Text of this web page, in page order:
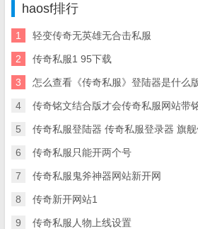
haosf排行
1 轻变传奇无英雄无合击私服
2 传奇私服1 95下载
3 怎么查看《传奇私服》登陆器是什么
4 传奇铭文结合版才会传奇私服网站带铭
5 传奇私服登陆器 传奇私服登录器 旗
6 传奇私服只能开两个号
7 传奇私服鬼斧神器网站新开网
8 传奇新开网站1
9 传奇私服人物上线设置